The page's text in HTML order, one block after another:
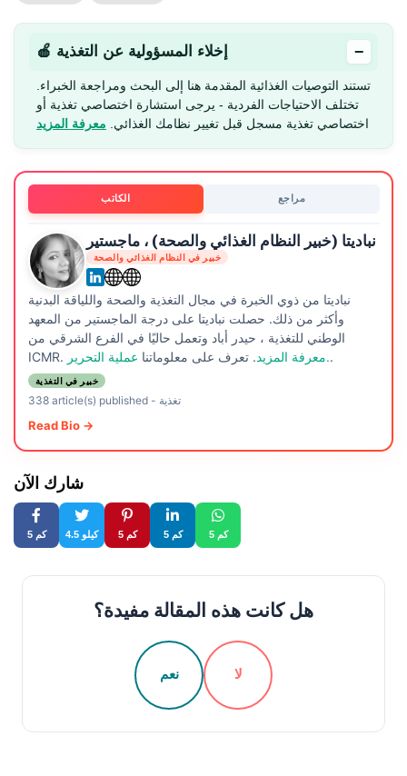
🍎 إخلاء المسؤولية عن التغذية −
تستند التوصيات الغذائية المقدمة هنا إلى البحث ومراجعة الخبراء.
تختلف الاحتياجات الفردية - يرجى استشارة اختصاصي تغذية أو
اختصاصي تغذية مسجل قبل تغيير نظامك الغذائي. معرفة المزيد
الكاتب مراجع
نباديتا (خبير النظام الغذائي والصحة) ، ماجستير
خبير في النظام الغذائي والصحة
نباديتا من ذوي الخبرة في مجال التغذية والصحة واللياقة البدنية
وأكثر من ذلك. حصلت نباديتا على درجة الماجستير من المعهد
الوطني للتغذية ، حيدر أباد وتعمل حاليًا في الفرع الشرقي من
ICMR.
معرفة المزيد. تعرف على معلوماتنا عملية التحرير..
خبير في التغذية
338 article(s) published- تغذية
Read Bio →
شارك الآن
5 كم 4.5 كيلو 5 كم 5 كم 5 كم
هل كانت هذه المقالة مفيدة؟
نعم لا